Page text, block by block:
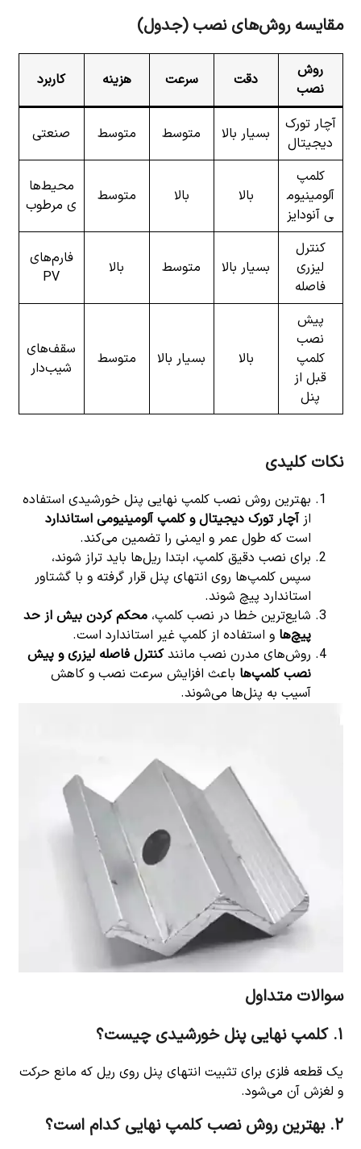
مقایسه روش‌های نصب (جدول)
روش
نصب
دقت سرعت هزینه کاربرد
آچار تورک
دیجیتال
بسیار بالا متوسط متوسط صنعتی
کلمپ
آلومینیوم
ی آنودایز
بالا بالا متوسط
محیط‌ها
ی مرطوب
کنترل
لیزری
فاصله
بسیار بالا متوسط بالا
فارم‌های
PV
پیش
نصب
کلمپ
قبل از
پنل
بالا بسیار بالا متوسط
سقف‌های
شیب‌دار
نکات کلیدی
بهترین روش نصب کلمپ نهایی پنل خورشیدی استفاده
ازآچار تورک دیجیتال و کلمپ آلومینیومی استاندارد
است که طول عمر و ایمنی را تضمین می‌کند.
برای نصب دقیق کلمپ، ابتدا ریل‌ها باید تراز شوند،
سپس کلمپ‌ها روی انتهای پنل قرار گرفته و با گشتاور
استاندارد پیچ شوند.
شایع‌ترین خطا در نصب کلمپ،محکم کردن بیش از حد
پیچ‌ها و استفاده از کلمپ غیر استاندارد است.
روش‌های مدرن نصب مانندکنترل فاصله لیزری و پیش
نصب کلمپ‌ها باعث افزایش سرعت نصب و کاهش
آسیب به پنل‌ها می‌شوند.
سوالات متداول
۱. کلمپ نهایی پنل خورشیدی چیست؟
یک قطعه فلزی برای تثبیت انتهای پنل روی ریل که مانع حرکت
و لغزش آن می‌شود.
۲. بهترین روش نصب کلمپ نهایی کدام است؟